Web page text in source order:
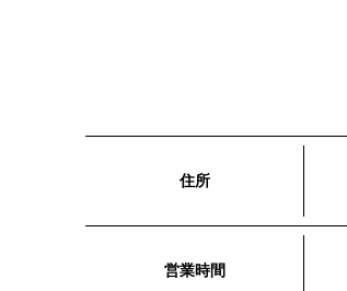
住所
営業時間